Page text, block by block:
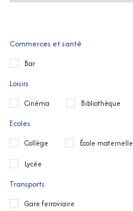
Commerces et santé
Bar
Loisirs
Cinéma Bibliothèque
Ecoles
Collège École maternelle
Lycée
Transports
Gare ferroviaire